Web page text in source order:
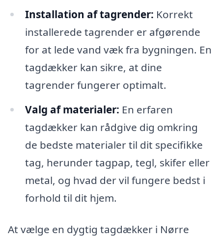
Installation af tagrender: Korrekt
installerede tagrender er afgørende
for at lede vand væk fra bygningen. En
tagdækker kan sikre, at dine
tagrender fungerer optimalt.
Valg af materialer: En erfaren
tagdækker kan rådgive dig omkring
de bedste materialer til dit specifikke
tag, herunder tagpap, tegl, skifer eller
metal, og hvad der vil fungere bedst i
forhold til dit hjem.
At vælge en dygtig tagdækker i Nørre